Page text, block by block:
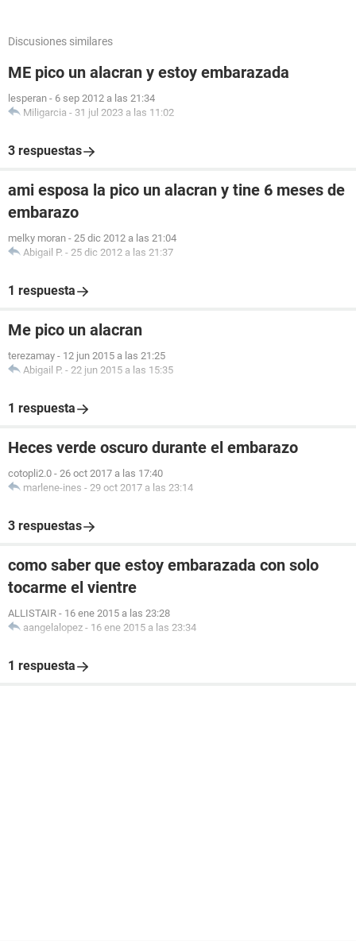
Discusiones similares
ME pico un alacran y estoy embarazada
lesperan - 6 sep 2012 a las 21:34
Miligarcia - 31 jul 2023 a las 11:02
3 respuestas
ami esposa la pico un alacran y tine 6 meses de
embarazo
melky moran - 25 dic 2012 a las 21:04
Abigail P. - 25 dic 2012 a las 21:37
1 respuesta
Me pico un alacran
terezamay - 12 jun 2015 a las 21:25
Abigail P. - 22 jun 2015 a las 15:35
1 respuesta
Heces verde oscuro durante el embarazo
cotopli2.0 - 26 oct 2017 a las 17:40
marlene-ines - 29 oct 2017 a las 23:14
3 respuestas
como saber que estoy embarazada con solo
tocarme el vientre
ALLISTAIR - 16 ene 2015 a las 23:28
aangelalopez - 16 ene 2015 a las 23:34
1 respuesta